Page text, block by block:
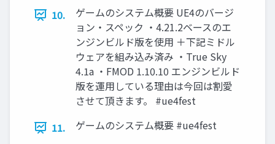
10.
ゲームのシステム概要 UE4のバージ
ョン・スペック ・4.21.2ベースのエ
ンジンビルド版を使用 ＋下記ミドル
ウェアを組み込み済み ・True Sky
4.1a ・FMOD 1.10.10 エンジンビルド
版を運用している理由は今回は割愛
させて頂きます。 #ue4fest
11.
ゲームのシステム概要 #ue4fest